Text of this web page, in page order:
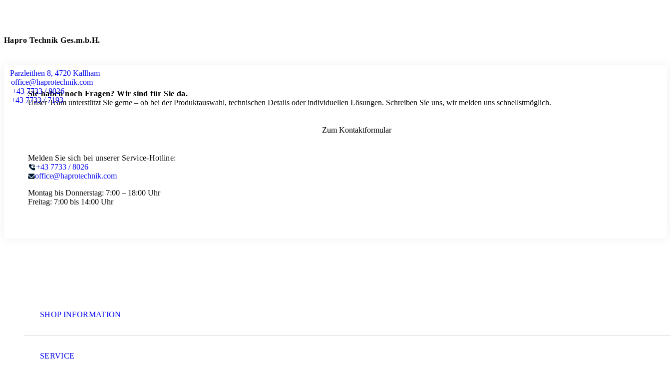
Hapro Technik Ges.m.b.H.
Parzleithen 8, 4720 Kallham
office@haprotechnik.com
+43 7733 / 8026
+43 7733 / 7193
Sie haben noch Fragen? Wir sind für Sie da.
Unser Team unterstützt Sie gerne – ob bei der Produktauswahl, technischen Details oder individuellen Lösungen. Schreiben Sie uns, wir melden uns schnellstmöglich.
Zum Kontaktformular
Melden Sie sich bei unserer Service-Hotline:
+43 7733 / 8026
office@haprotechnik.com
Montag bis Donnerstag: 7:00 – 18:00 Uhr
Freitag: 7:00 bis 14:00 Uhr
SHOP INFORMATION
SERVICE